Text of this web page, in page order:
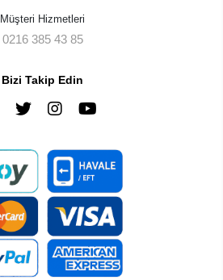
Müşteri Hizmetleri
0216 385 43 85
Bizi Takip Edin